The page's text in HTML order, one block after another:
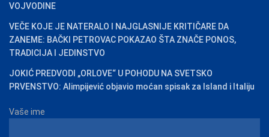
VOJVODINE
VEČE KOJE JE NATERALO I NAJGLASNIJE KRITIČARE DA
ZANEME: BAČKI PETROVAC POKAZAO ŠTA ZNAČE PONOS,
TRADICIJA I JEDINSTVO
JOKIĆ PREDVODI „ORLOVE“ U POHODU NA SVETSKO
PRVENSTVO: Alimpijević objavio moćan spisak za Island i Italiju
Vaše ime